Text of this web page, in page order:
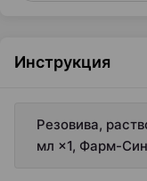
Инструкция
Резовива,
мл ×1, Фарм-